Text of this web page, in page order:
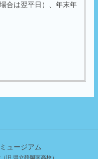
合は翌平日）、年末年
ュージアム
旧 県立静岡南高校）